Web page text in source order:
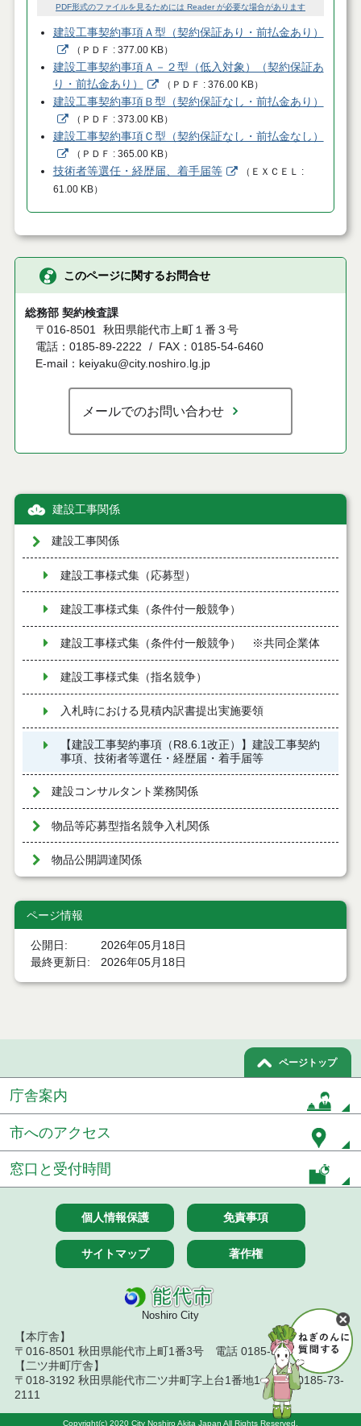
PDF形式のファイルを見るためには Reader が必要な場合があります
建設工事契約事項Ａ型（契約保証あり・前払金あり）
（ ＰＤＦ 377.00 KB）
建設工事契約事項Ａ－２型（低入対象）（契約保証あ
り・前払金あり）
（ ＰＤＦ 376.00 KB）
建設工事契約事項Ｂ型（契約保証なし・前払金あり）
（ ＰＤＦ 373.00 KB）
建設工事契約事項Ｃ型（契約保証なし・前払金なし）
（ ＰＤＦ 365.00 KB）
技術者等選任・経歴届、着手届等 （ ＥＸＣＥＬ
61.00 KB）
このページに関するお問合せ
総務部 契約検査課
〒016-8501
秋田県能代市上町１番３号
電話：0185-89-2222
FAX：0185-54-6460
E-mail：keiyaku@city.noshiro.lg.jp
メールでのお問い合わせ
建設工事関係
建設工事関係
建設工事様式集（応募型）
建設工事様式集（条件付一般競争）
建設工事様式集（条件付一般競争） ※共同企業体
建設工事様式集（指名競争）
入札時における見積内訳書提出実施要領
【建設工事契約事項（R8.6.1改正）】建設工事契約
事項、技術者等選任・経歴届・着手届等
建設コンサルタント業務関係
物品等応募型指名競争入札関係
物品公開調達関係
ページ情報
公開日
2026年05月18日
最終更新日
2026年05月18日
ページトップ
庁舎案内
市へのアクセス
窓口と受付時間
個人情報保護 免責事項
サイトマップ 著作権
Noshiro City
【本庁舎】
〒016-8501 秋田県能代市上町1番3号 電話 0185-52-2111
【二ツ井町庁舎】
〒018-3192 秋田県能代市二ツ井町字上台1番地1 電話 0185-73-
2111
Copyright(c) 2020 City Noshiro Akita Japan All Rights Reserved.